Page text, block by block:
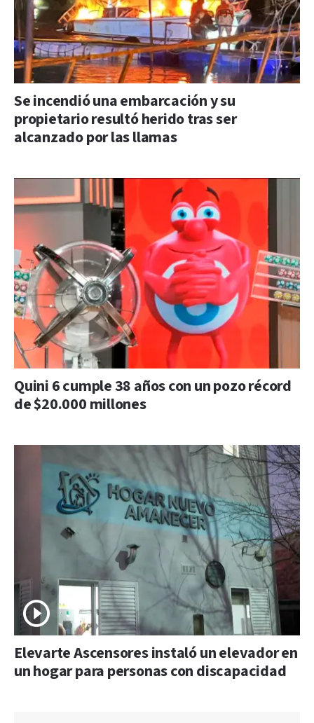
Se incendió una embarcación y su
propietario resultó herido tras ser
alcanzado por las llamas
Quini 6 cumple 38 años con un pozo récord
de $20.000 millones
Elevarte Ascensores instaló un elevador en
un hogar para personas con discapacidad